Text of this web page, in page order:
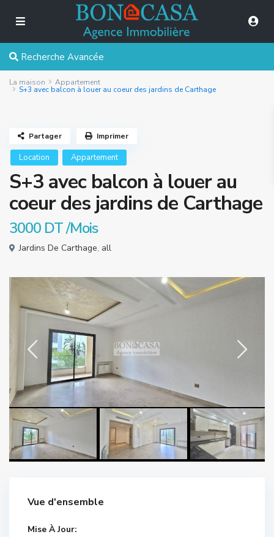
Recherche Avancée
La maison Appartement
S+3 avec balcon à louer au coeur des jardins de Carthage
Location Appartement
S+3 avec balcon à louer au
coeur des jardins de Carthage
3000 DT/Mois
Jardins De Carthage, all
Partager Imprimer
Vue d'ensemble
Mise À Jour: